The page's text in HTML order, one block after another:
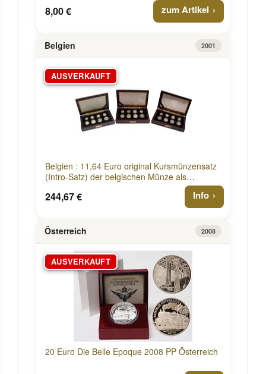
8,00 € zum Artikel
Belgien 2001
AUSVERKAUFT
Belgien : 11,64 Euro original Kursmünzensatz
(Intro-Satz) der belgischen Münze als
komplettes Set der Jahre 1999-2001- in
Holzkassetten + Sammelkassette für die Jahre
244,67 € Info
Österreich 2008
AUSVERKAUFT
20 Euro Die Belle Epoque 2008 PP Österreich